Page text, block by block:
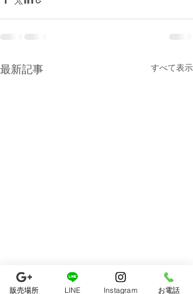
最新記事 すべて表示
販売場所 LINE Instagram お電話